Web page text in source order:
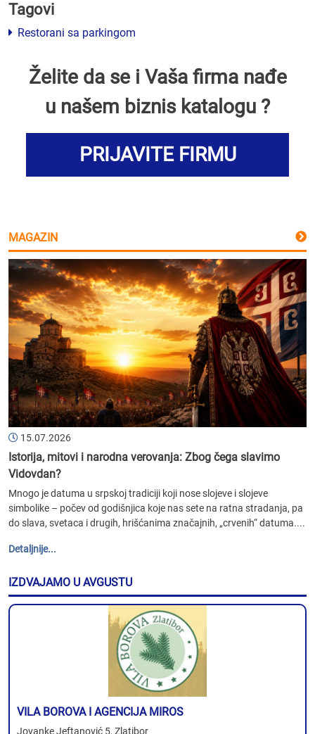
Tagovi
Restorani sa parkingom
Želite da se i Vaša firma nađe
u našem biznis katalogu ?
PRIJAVITE FIRMU
MAGAZIN
15.07.2026
Istorija, mitovi i narodna verovanja: Zbog čega slavimo
Vidovdan?
Mnogo je datuma u srpskoj tradiciji koji nose slojeve i slojeve
simbolike – počev od godišnjica koje nas sete na ratna stradanja, pa
do slava, svetaca i drugih, hrišćanima značajnih, „crvenih“ datuma....
Detaljnije...
IZDVAJAMO U AVGUSTU
VILA BOROVA I AGENCIJA MIROS
Jovanke Jeftanović 5, Zlatibor